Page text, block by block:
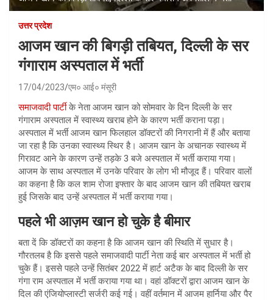
उत्तर प्रदेश
आजम खान की बिगड़ी तबियत, दिल्ली के सर
गंगाराम अस्पताल में भर्ती
17/04/2023 एम० आई० मंसूरी
समाजवादी पार्टीके नेता आजम खान को सोमवार के दिन दिल्ली के सर
गंगाराम अस्पताल में स्वास्थ्य खराब होने के कारण भर्ती कराना पड़ा।
अस्पताल में भर्ती आजम खान फिलहाल डॉक्टरों की निगरानी में हैं और बताया
जा रहा है कि उनका स्वास्थ्य स्थिर है। आजम खान के अचानक स्वास्थ्य में
गिरावट आने के कारण उन्हें तड़के 3 बजे अस्पताल में भर्ती कराया गया।
आजम के साथ अस्पताल में उनके परिवार के लोग भी मौजूद हैं। परिवार वालों
का कहना है कि कल शाम रोजा इफ्तार के बाद आजम खान की तबियत खराब
हुई जिसके बाद उन्हें अस्पताल में भर्ती कराया गया।
पहले भी आज़म खान हो चुके है बीमार
बता दें कि डॉक्टरों का कहना है कि आजम खान की स्थिति में सुधार है।
गौरतलब है कि इससे पहले समाजवादी पार्टी नेता कई बार अस्पताल में भर्ती हो
चुके हैं। इससे पहले उन्हें सितंबर 2022 में हार्ट अटैक के बाद दिल्ली के सर
गंगा राम अस्पताल में भर्ती कराया गया था। वहां डॉक्टरों द्वारा आजम खान के
दिल की एंजियोप्लास्टी सर्जरी कई गई। वहीं वर्तमान में आजम हार्निया और पैर